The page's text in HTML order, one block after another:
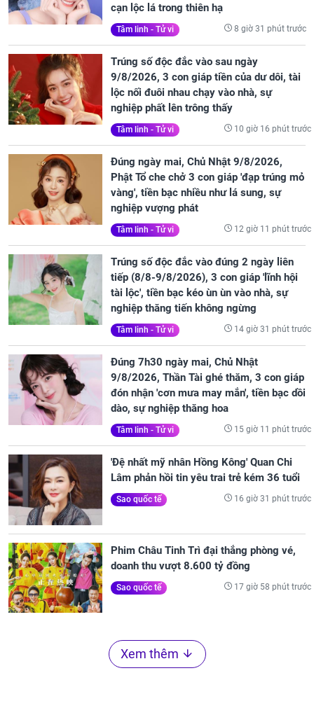
cạn lộc lá trong thiên hạ
Tâm linh - Tử vi 8 giờ 31 phút trước
Trúng số độc đắc vào sau ngày
9/8/2026, 3 con giáp tiền của dư dôi, tài
lộc nối đuôi nhau chạy vào nhà, sự
nghiệp phất lên trông thấy
Tâm linh - Tử vi 10 giờ 16 phút trước
Đúng ngày mai, Chủ Nhật 9/8/2026,
Phật Tổ che chở 3 con giáp 'đạp trúng mỏ
vàng', tiền bạc nhiều như lá sung, sự
nghiệp vượng phát
Tâm linh - Tử vi 12 giờ 11 phút trước
Trúng số độc đắc vào đúng 2 ngày liên
tiếp (8/8-9/8/2026), 3 con giáp 'lĩnh hội
tài lộc', tiền bạc kéo ùn ùn vào nhà, sự
nghiệp thăng tiến không ngừng
Tâm linh - Tử vi 14 giờ 31 phút trước
Đúng 7h30 ngày mai, Chủ Nhật
9/8/2026, Thần Tài ghé thăm, 3 con giáp
đón nhận 'cơn mưa may mắn', tiền bạc dồi
dào, sự nghiệp thăng hoa
Tâm linh - Tử vi 15 giờ 11 phút trước
'Đệ nhất mỹ nhân Hồng Kông' Quan Chi
Lâm phản hồi tin yêu trai trẻ kém 36 tuổi
Sao quốc tế 16 giờ 31 phút trước
Phim Châu Tinh Trì đại thắng phòng vé,
doanh thu vượt 8.600 tỷ đồng
Sao quốc tế 17 giờ 58 phút trước
Xem thêm